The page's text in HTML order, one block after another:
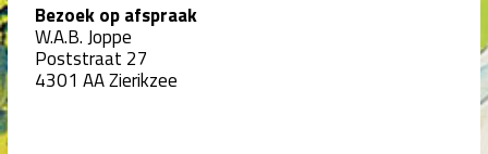
Bezoek op afspraak
W.A.B. Joppe
Poststraat 27
4301 AA Zierikzee